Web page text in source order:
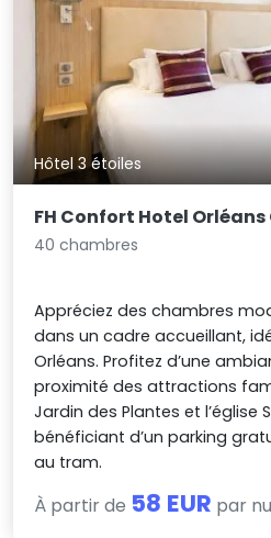
Hôtel 3 étoiles
FH Confort Hotel
40 chambres
Appréciez des chambres
dans un cadre accueillant,
Orléans. Profitez d’une
proximité des attractions
Jardin des Plantes et l’église
bénéficiant d’un parking
au tram.
À partir de 58 EUR par